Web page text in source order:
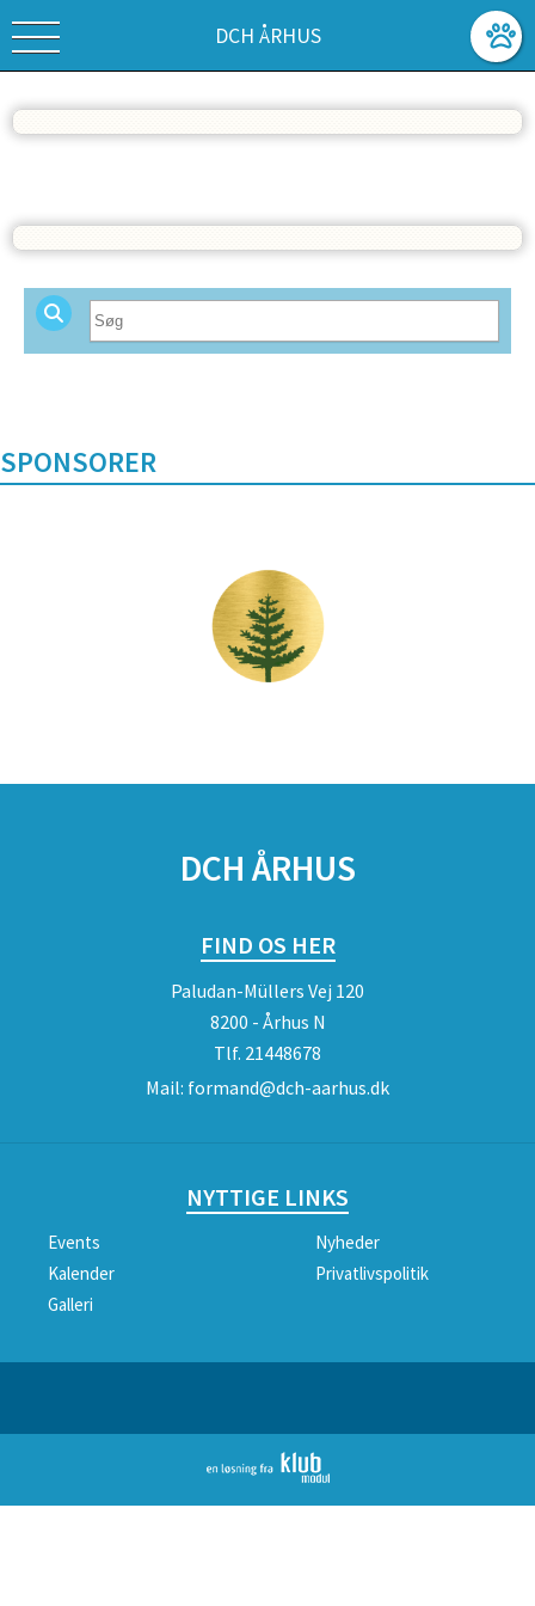
DCH ÅRHUS
SPONSORER
DCH ÅRHUS
FIND OS HER
Paludan-Müllers Vej 120
8200 - Århus N
Tlf. 21448678
Mail: formand@dch-aarhus.dk
NYTTIGE LINKS
Events
Nyheder
Kalender
Privatlivspolitik
Galleri